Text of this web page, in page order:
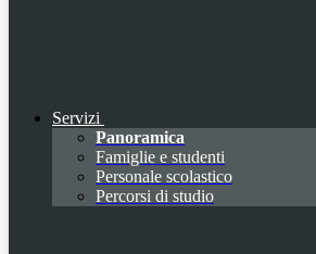
Servizi
Panoramica
Famiglie e studenti
Personale scolastico
Percorsi di studio